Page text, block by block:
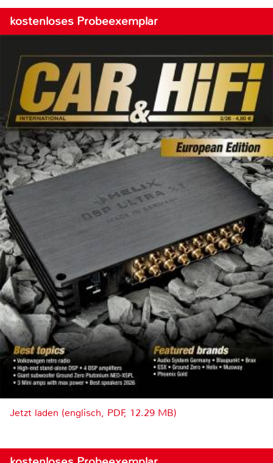
kostenloses Probeexemplar
Jetzt laden (englisch, PDF, 12.29 MB)